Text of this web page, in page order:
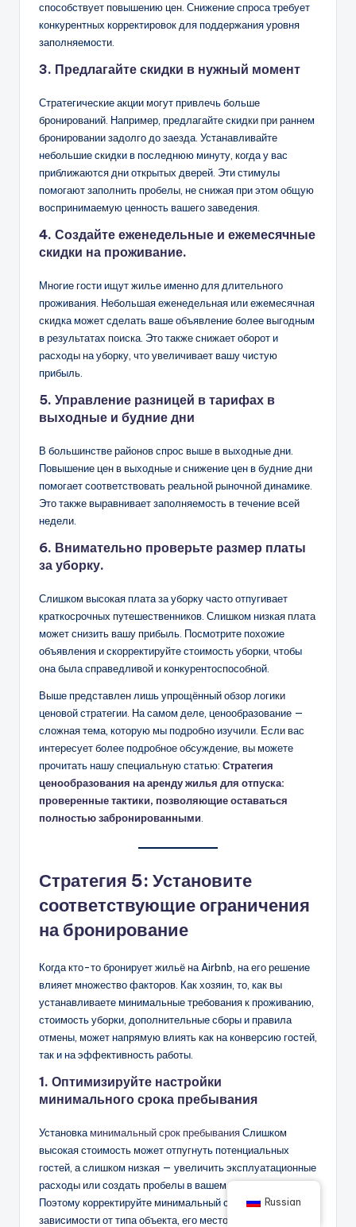
способствует повышению цен. Снижение спроса требует
конкурентных корректировок для поддержания уровня
заполняемости.
3. Предлагайте скидки в нужный момент
Стратегические акции могут привлечь больше
бронирований. Например, предлагайте скидки при раннем
бронировании задолго до заезда. Устанавливайте
небольшие скидки в последнюю минуту, когда у вас
приближаются дни открытых дверей. Эти стимулы
помогают заполнить пробелы, не снижая при этом общую
воспринимаемую ценность вашего заведения.
4. Создайте еженедельные и ежемесячные
скидки на проживание.
Многие гости ищут жилье именно для длительного
проживания. Небольшая еженедельная или ежемесячная
скидка может сделать ваше объявление более выгодным
в результатах поиска. Это также снижает оборот и
расходы на уборку, что увеличивает вашу чистую
прибыль.
5. Управление разницей в тарифах в
выходные и будние дни
В большинстве районов спрос выше в выходные дни.
Повышение цен в выходные и снижение цен в будние дни
помогает соответствовать реальной рыночной динамике.
Это также выравнивает заполняемость в течение всей
недели.
6. Внимательно проверьте размер платы
за уборку.
Слишком высокая плата за уборку часто отпугивает
краткосрочных путешественников. Слишком низкая плата
может снизить вашу прибыль. Посмотрите похожие
объявления и скорректируйте стоимость уборки, чтобы
она была справедливой и конкурентоспособной.
Выше представлен лишь упрощённый обзор логики
ценовой стратегии. На самом деле, ценообразование —
сложная тема, которую мы подробно изучили. Если вас
интересует более подробное обсуждение, вы можете
прочитать нашу специальную статью: Стратегия
ценообразования на аренду жилья для отпуска:
проверенные тактики, позволяющие оставаться
полностью забронированными
Стратегия 5: Установите
соответствующие ограничения
на бронирование
Когда кто-то бронирует жильё на Airbnb, на его решение
влияет множество факторов. Как хозяин, то, как вы
устанавливаете минимальные требования к проживанию,
стоимость уборки, дополнительные сборы и правила
отмены, может напрямую влиять как на конверсию гостей,
так и на эффективность работы.
1. Оптимизируйте настройки
минимального срока пребывания
Установкаминимальный срок пребыванияСлишком
высокая стоимость может отпугнуть потенциальных
гостей, а слишком низкая — увеличить эксплуатационные
расходы или создать пробелы в вашем календаре.
Поэтому корректируйте минимальный срок пребывания в
зависимости от типа объекта, его местоположения и
Russian